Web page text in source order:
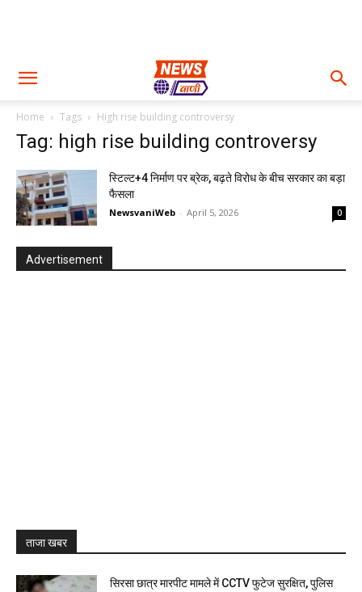
Home Tags High rise building controversy
Tag: high rise building controversy
स्टिल्ट+4 निर्माण पर ब्रेक, बढ़ते विरोध के बीच सरकार का बड़ा
फैसला
NewsvaniWeb - April 5, 2026 0
Advertisement
ताजा खबर
सिरसा छात्र मारपीट मामले में CCTV फुटेज सुरक्षित, पुलिस